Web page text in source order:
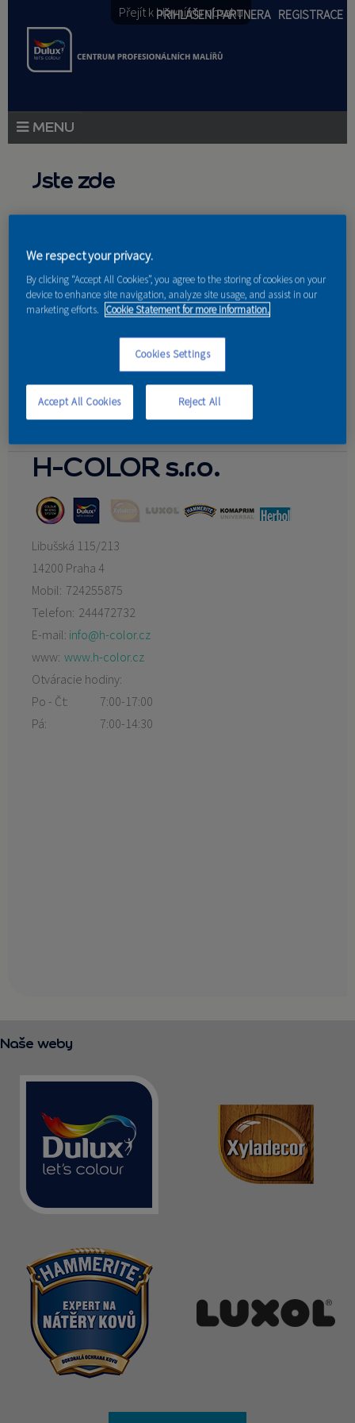
Přejít k hlavnímu obsahu
PŘIHLÁŠENÍ PARTNERA REGISTRACE
AKCE A NOVINKY
AKADEMIE
Jste zde
Nakupují u nás
David Holoubek DUHA-COLOR
Konsit a.s.
Pavel Janura
H-COLOR s.r.o.
Libušská 115/213
14200 Praha 4
Mobil: 724255875
Telefon: 244472732
E-mail: info@h-color.cz
www: www.h-color.cz
Otváracie hodiny:
Po - Čt:
7:00-17:00
Pá:
7:00-14:30
Naše weby
We respect your privacy.
By clicking “Accept All Cookies”, you agree to the storing of cookies on your
device to enhance site navigation, analyze site usage, and assist in our
marketing efforts. Cookie Statement for more information.
Cookies Settings
Reject All
Accept All Cookies